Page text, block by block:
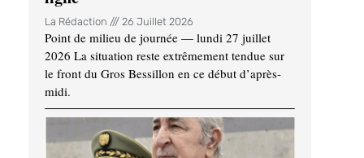
La Rédaction 26 Juillet 2026
Point de milieu de journée — lundi 27 juillet
2026 La situation reste extrêmement tendue sur
le front du Gros Bessillon en ce début d’après-
midi.